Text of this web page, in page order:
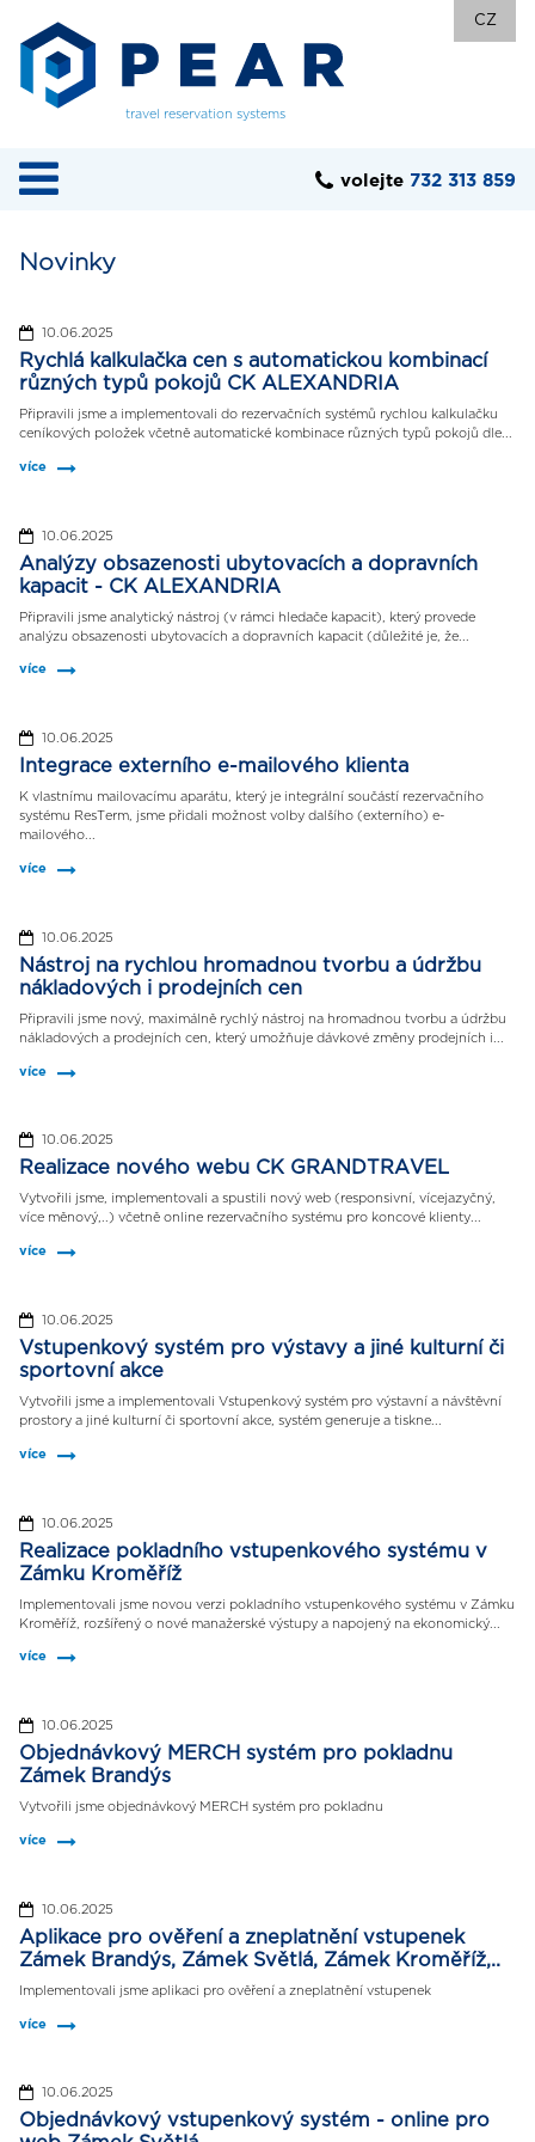
travel reservation systems
CZ
volejte 732 313 859
Novinky
10.06.2025
Rychlá kalkulačka cen s automatickou kombinací
různých typů pokojů CK ALEXANDRIA
Připravili jsme a implementovali do rezervačních systémů rychlou kalkulačku
ceníkových položek včetně automatické kombinace různých typů pokojů dle...
více
10.06.2025
Analýzy obsazenosti ubytovacích a dopravních
kapacit - CK ALEXANDRIA
Připravili jsme analytický nástroj (v rámci hledače kapacit), který provede
analýzu obsazenosti ubytovacích a dopravních kapacit (důležité je, že...
více
10.06.2025
Integrace externího e-mailového klienta
K vlastnímu mailovacímu aparátu, který je integrální součástí rezervačního
systému ResTerm, jsme přidali možnost volby dalšího (externího) e-
mailového...
více
10.06.2025
Nástroj na rychlou hromadnou tvorbu a údržbu
nákladových i prodejních cen
Připravili jsme nový, maximálně rychlý nástroj na hromadnou tvorbu a údržbu
nákladových a prodejních cen, který umožňuje dávkové změny prodejních i...
více
10.06.2025
Realizace nového webu CK GRANDTRAVEL
Vytvořili jsme, implementovali a spustili nový web (responsivní, vícejazyčný,
více měnový,..) včetně online rezervačního systému pro koncové klienty...
více
10.06.2025
Vstupenkový systém pro výstavy a jiné kulturní či
sportovní akce
Vytvořili jsme a implementovali Vstupenkový systém pro výstavní a návštěvní
prostory a jiné kulturní či sportovní akce, systém generuje a tiskne...
více
10.06.2025
Realizace pokladního vstupenkového systému v
Zámku Kroměříž
Implementovali jsme novou verzi pokladního vstupenkového systému v Zámku
Kroměříž, rozšířený o nové manažerské výstupy a napojený na ekonomický...
více
10.06.2025
Objednávkový MERCH systém pro pokladnu
Zámek Brandýs
Vytvořili jsme objednávkový MERCH systém pro pokladnu
více
10.06.2025
Aplikace pro ověření a zneplatnění vstupenek
Zámek Brandýs, Zámek Světlá, Zámek Kroměříž,..
Implementovali jsme aplikaci pro ověření a zneplatnění vstupenek
více
10.06.2025
Objednávkový vstupenkový systém - online pro